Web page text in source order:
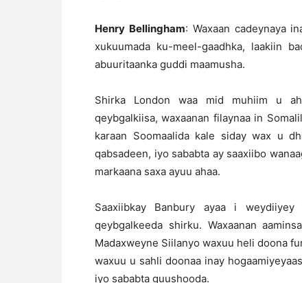
Henry Bellingham: Waxaan cadeynaya
xukuumada ku-meel-gaadhka, laakiin
abuuritaanka guddi maamusha.
Shirka London waa mid muhiim u
qeybgalkiisa, waxaanan filaynaa in
karaan Soomaalida kale siday wax u
qabsadeen, iyo sababta ay saaxiibo
markaana saxa ayuu ahaa.
Saaxiibkay Banbury ayaa i
qeybgalkeeda shirku. Waxaanan
Madaxweyne Siilanyo waxuu heli doona
waxuu u sahli doonaa inay
iyo sababta guushooda.